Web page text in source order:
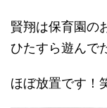
賢翔は保育園の
ひたすら遊んで
ほぼ放置です！